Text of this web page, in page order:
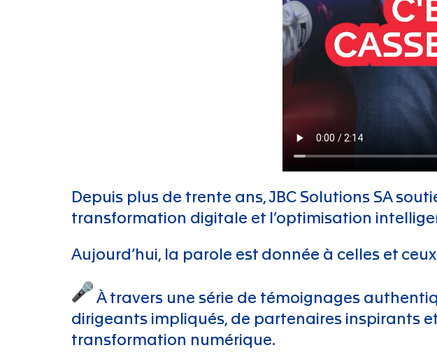
Depuis plus de trente ans, JBC Solutions SA
transformation digitale et l’optimisation
Aujourd’hui, la parole est donnée à celles et
À travers une série de témoignages
dirigeants impliqués, de partenaires inspirants
transformation numérique.